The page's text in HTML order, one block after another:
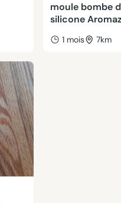
moule bombe
silicone
1 mois 7km